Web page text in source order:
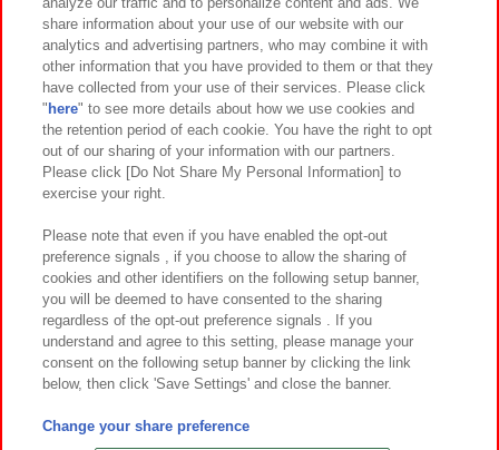
イベント・キャンペーン
関連会社 サステナビリティ サイトポリシー
プライバシーポリシー ウェブアクセシビリティ方針と検証結果
お取引先さまとともに
カスタマーハラスメント対応方針 よくあるご質問・お問い合わせ
©Bandai Namco Amusement Inc.
©Bandai Namco Amusement Lab Inc.
share information about your use of our website with our
analytics and advertising partners, who may combine it with
other information that you have provided to them or that they
have collected from your use of their services. Please click
" here" to see more details about how we use cookies and
the retention period of each cookie. You have the right to opt
out of our sharing of your information with our partners.
Please click [Do Not Share My Personal Information] to
exercise your right.
Please note that even if you have enabled the opt-out
preference signals , if you choose to allow the sharing of
cookies and other identifiers on the following setup banner,
you will be deemed to have consented to the sharing
regardless of the opt-out preference signals . If you
understand and agree to this setting, please manage your
consent on the following setup banner by clicking the link
below, then click 'Save Settings' and close the banner.
Change your share preference